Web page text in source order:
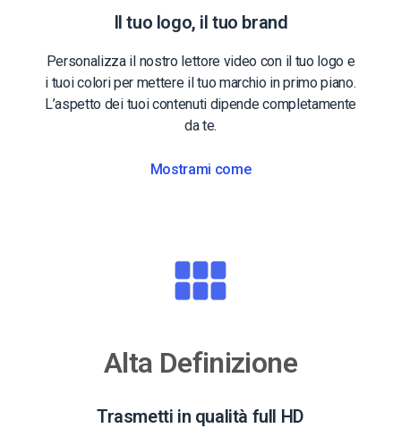
Il tuo logo, il tuo brand
Personalizza il nostro lettore video con il tuo logo e
i tuoi colori per mettere il tuo marchio in primo piano.
L’aspetto dei tuoi contenuti dipende completamente
da te.
Mostrami come
Alta Definizione
Trasmetti in qualità full HD